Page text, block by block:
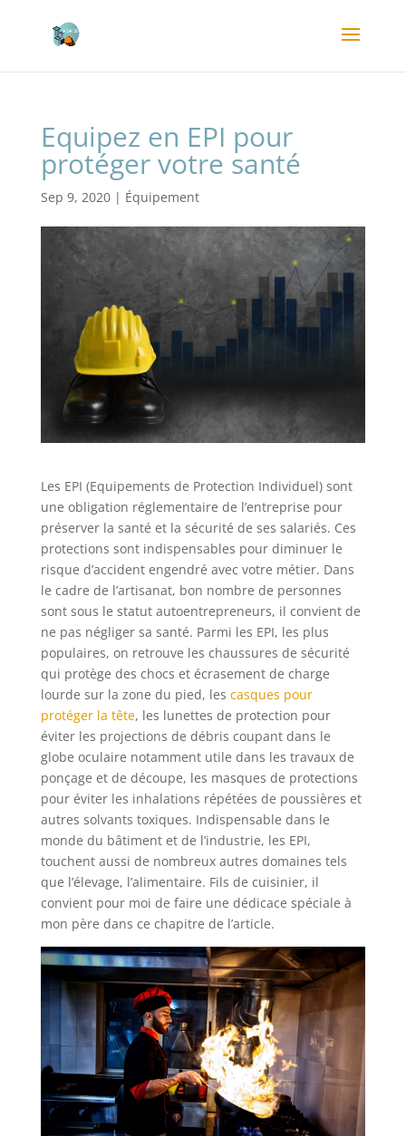
Equipez en EPI pour
protéger votre santé
Sep 9, 2020| Équipement
Les EPI (Equipements de Protection Individuel) sont
une obligation réglementaire de l’entreprise pour
préserver la santé et la sécurité de ses salariés. Ces
protections sont indispensables pour diminuer le
risque d’accident engendré avec votre métier. Dans
le cadre de l’artisanat, bon nombre de personnes
sont sous le statut autoentrepreneurs, il convient de
ne pas négliger sa santé. Parmi les EPI, les plus
populaires, on retrouve les chaussures de sécurité
qui protège des chocs et écrasement de charge
lourde sur la zone du pied, les casques pour
protéger la tête, les lunettes de protection pour
éviter les projections de débris coupant dans le
globe oculaire notamment utile dans les travaux de
ponçage et de découpe, les masques de protections
pour éviter les inhalations répétées de poussières et
autres solvants toxiques. Indispensable dans le
monde du bâtiment et de l’industrie, les EPI,
touchent aussi de nombreux autres domaines tels
que l’élevage, l’alimentaire. Fils de cuisinier, il
convient pour moi de faire une dédicace spéciale à
mon père dans ce chapitre de l’article.